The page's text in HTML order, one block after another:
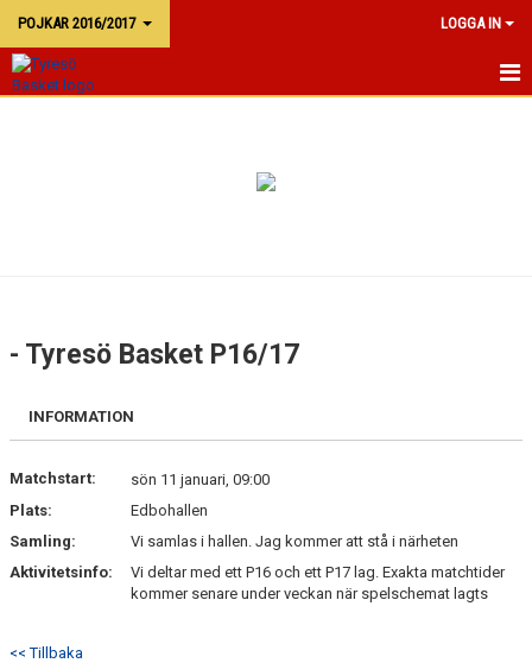
POJKAR 2016/2017 LOGGA IN
- Tyresö Basket P16/17
INFORMATION
Matchstart:
sön 11 januari, 09:00
Plats:
Edbohallen
Samling:
Vi samlas i hallen. Jag kommer att stå i närheten
Aktivitetsinfo:
Vi deltar med ett P16 och ett P17 lag. Exakta matchtider
kommer senare under veckan när spelschemat lagts
<< Tillbaka